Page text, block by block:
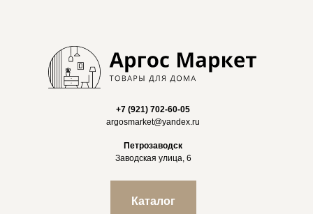
+7 (921) 702-60-05
argosmarket@yandex.ru
Петрозаводск
Заводская улица, 6
Каталог